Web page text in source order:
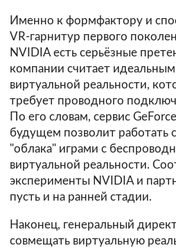
Именно к формфактору и
VR-гарнитур первого
NVIDIA есть серьёзные
компании считает
виртуальной реальности,
требует проводного
По его словам, сервис
будущем позволит работать
"облака" играми с
виртуальной реальности.
эксперименты NVIDIA и
пусть и на ранней стадии.
Наконец, генеральный
совмещать виртуальную